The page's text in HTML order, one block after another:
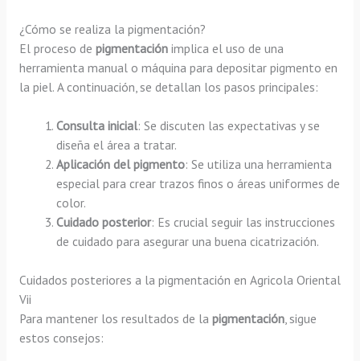
¿Cómo se realiza la pigmentación?
El proceso de pigmentaciónimplica el uso de una
herramienta manual o máquina para depositar pigmento en
la piel. A continuación, se detallan los pasos principales:
Consulta inicial: Se discuten las expectativas y se
diseña el área a tratar.
Aplicación del pigmento: Se utiliza una herramienta
especial para crear trazos finos o áreas uniformes de
color.
Cuidado posterior: Es crucial seguir las instrucciones
de cuidado para asegurar una buena cicatrización.
Cuidados posteriores a la pigmentación en Agricola Oriental
Vii
Para mantener los resultados de la pigmentación, sigue
estos consejos: